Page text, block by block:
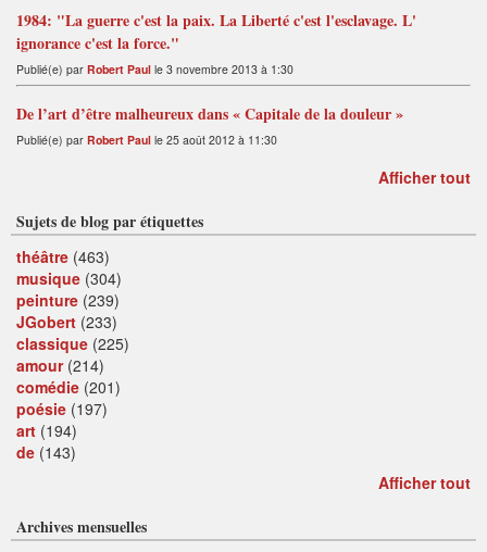
1984: "La guerre c'est la paix. La Liberté c'est l'esclavage. L'
ignorance c'est la force."
Publié(e) par Robert Paul le 3 novembre 2013 à 1:30
De l’art d’être malheureux dans « Capitale de la douleur »
Publié(e) par Robert Paul le 25 août 2012 à 11:30
Afficher tout
Sujets de blog par étiquettes
théâtre (463)
musique (304)
peinture (239)
JGobert (233)
classique (225)
amour(214)
comédie (201)
poésie (197)
art (194)
de (143)
Afficher tout
Archives mensuelles